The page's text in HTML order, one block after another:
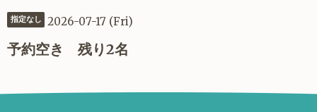
指定なし 2026-07-17 (Fri)
予約空き 残り2名